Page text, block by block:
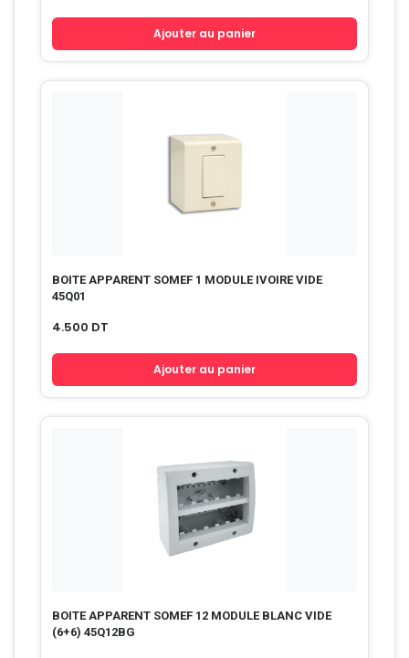
Ajouter au panier
BOITE APPARENT SOMEF 1 MODULE IVOIRE VIDE
45Q01
4.500 DT
Ajouter au panier
BOITE APPARENT SOMEF 12 MODULE BLANC VIDE
(6+6) 45Q12BG